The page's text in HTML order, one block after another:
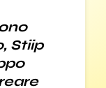
Stiip